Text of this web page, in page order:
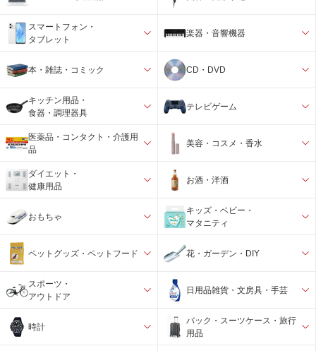
スマートフォン・
タブレット
楽器・音響機器
本・雑誌・コミック CD・DVD
キッチン用品・
食器・調理器具
テレビゲーム
医薬品・コンタクト・介護用
品
美容・コスメ・香水
ダイエット・
健康用品
お酒・洋酒
おもちゃ
キッズ・ベビー・
マタニティ
ペットグッズ・ペットフード 花・ガーデン・DIY
スポーツ・
アウトドア
日用品雑貨・文房具・手芸
時計
バック・スーツケース・旅行
用品